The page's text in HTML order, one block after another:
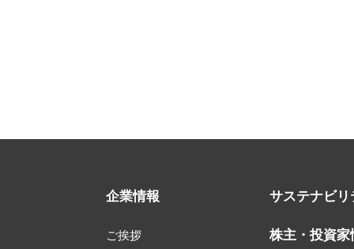
企業情報
ご挨拶
サステナビリ
株主・投資家